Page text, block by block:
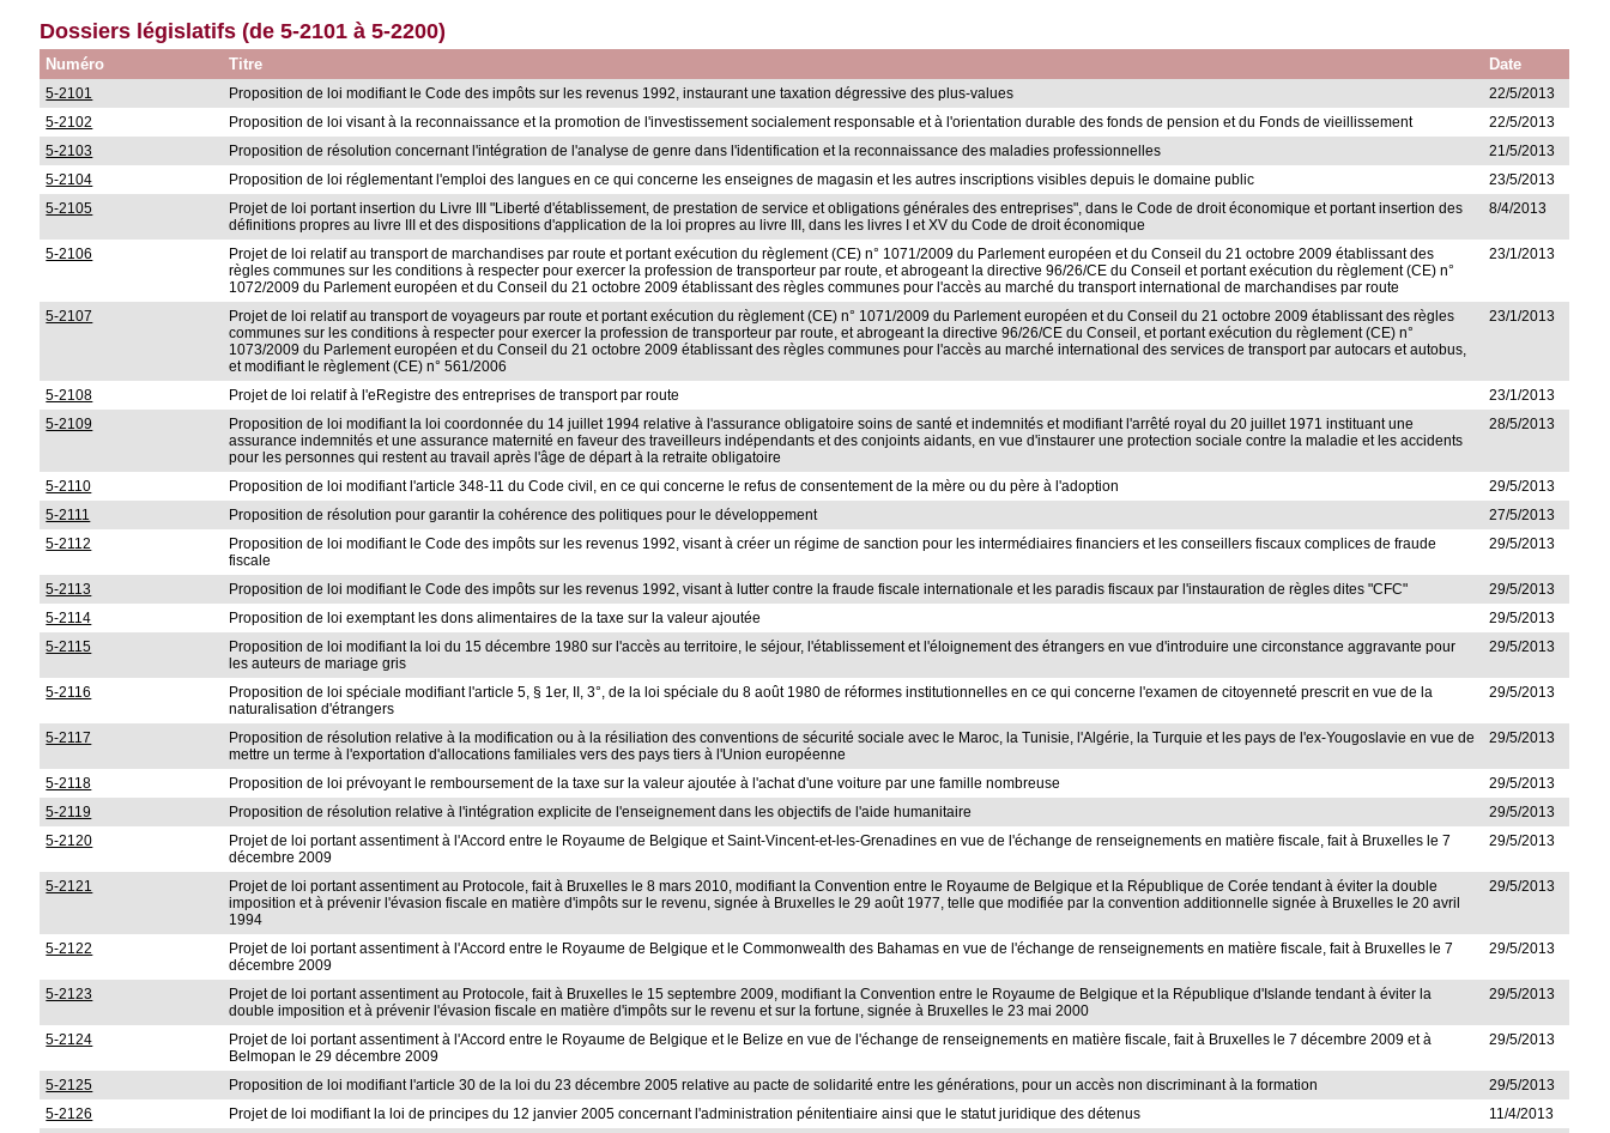
Dossiers législatifs (de 5-2101 à 5-2200)
Numéro Titre Date
5-2101 Proposition de loi modifiant le Code des impôts sur les revenus 1992, instaurant une taxation dégressive des plus-values
22/5/2013
5-2102
Proposition de loi visant à la reconnaissance et la promotion de l'investissement socialement responsable et à l'orientation durable des fonds de pension et du Fonds de vieillissement
22/5/2013
5-2103
Proposition de résolution concernant l'intégration de l'analyse de genre dans l'identification et la reconnaissance des maladies professionnelles
21/5/2013
5-2104
Proposition de loi réglementant l'emploi des langues en ce qui concerne les enseignes de magasin et les autres inscriptions visibles depuis le domaine public
23/5/2013
5-2105
Projet de loi portant insertion du Livre III "Liberté d'établissement, de prestation de service et obligations générales des entreprises", dans le Code de droit économique et portant insertion des
définitions propres au livre III et des dispositions d'application de la loi propres au livre III, dans les livres I et XV du Code de droit économique
8/4/2013
5-2106
Projet de loi relatif au transport de marchandises par route et portant exécution du règlement (CE) n° 1071/2009 du Parlement européen et du Conseil du 21 octobre 2009 établissant des
règles communes sur les conditions à respecter pour exercer la profession de transporteur par route, et abrogeant la directive 96/26/CE du Conseil et portant exécution du règlement (CE) n°
1072/2009 du Parlement européen et du Conseil du 21 octobre 2009 établissant des règles communes pour l'accès au marché du transport international de marchandises par route
23/1/2013
5-2107
Projet de loi relatif au transport de voyageurs par route et portant exécution du règlement (CE) n° 1071/2009 du Parlement européen et du Conseil du 21 octobre 2009 établissant des règles
communes sur les conditions à respecter pour exercer la profession de transporteur par route, et abrogeant la directive 96/26/CE du Conseil, et portant exécution du règlement (CE) n°
1073/2009 du Parlement européen et du Conseil du 21 octobre 2009 établissant des règles communes pour l'accès au marché international des services de transport par autocars et autobus,
et modifiant le règlement (CE) n° 561/2006
23/1/2013
5-2108 Projet de loi relatif à l'eRegistre des entreprises de transport par route
23/1/2013
5-2109
Proposition de loi modifiant la loi coordonnée du 14 juillet 1994 relative à l'assurance obligatoire soins de santé et indemnités et modifiant l'arrêté royal du 20 juillet 1971 instituant une
assurance indemnités et une assurance maternité en faveur des traveilleurs indépendants et des conjoints aidants, en vue d'instaurer une protection sociale contre la maladie et les accidents
pour les personnes qui restent au travail après l'âge de départ à la retraite obligatoire
28/5/2013
5-2110 Proposition de loi modifiant l'article 348-11 du Code civil, en ce qui concerne le refus de consentement de la mère ou du père à l'adoption
29/5/2013
5-2111
Proposition de résolution pour garantir la cohérence des politiques pour le développement
27/5/2013
5-2112
Proposition de loi modifiant le Code des impôts sur les revenus 1992, visant à créer un régime de sanction pour les intermédiaires financiers et les conseillers fiscaux complices de fraude
fiscale
29/5/2013
5-2113 Proposition de loi modifiant le Code des impôts sur les revenus 1992, visant à lutter contre la fraude fiscale internationale et les paradis fiscaux par l'instauration de règles dites "CFC"
29/5/2013
5-2114
Proposition de loi exemptant les dons alimentaires de la taxe sur la valeur ajoutée
29/5/2013
5-2115
Proposition de loi modifiant la loi du 15 décembre 1980 sur l'accès au territoire, le séjour, l'établissement et l'éloignement des étrangers en vue d'introduire une circonstance aggravante pour
les auteurs de mariage gris
29/5/2013
5-2116
Proposition de loi spéciale modifiant l'article 5, § 1er, II, 3°, de la loi spéciale du 8 août 1980 de réformes institutionnelles en ce qui concerne l'examen de citoyenneté prescrit en vue de la
naturalisation d'étrangers
29/5/2013
5-2117
Proposition de résolution relative à la modification ou à la résiliation des conventions de sécurité sociale avec le Maroc, la Tunisie, l'Algérie, la Turquie et les pays de l'ex-Yougoslavie en vue de
mettre un terme à l'exportation d'allocations familiales vers des pays tiers à l'Union européenne
29/5/2013
5-2118 Proposition de loi prévoyant le remboursement de la taxe sur la valeur ajoutée à l'achat d'une voiture par une famille nombreuse
29/5/2013
5-2119
Proposition de résolution relative à l'intégration explicite de l'enseignement dans les objectifs de l'aide humanitaire
29/5/2013
5-2120
Projet de loi portant assentiment à l'Accord entre le Royaume de Belgique et Saint-Vincent-et-les-Grenadines en vue de l'échange de renseignements en matière fiscale, fait à Bruxelles le 7
décembre 2009
29/5/2013
5-2121
Projet de loi portant assentiment au Protocole, fait à Bruxelles le 8 mars 2010, modifiant la Convention entre le Royaume de Belgique et la République de Corée tendant à éviter la double
imposition et à prévenir l'évasion fiscale en matière d'impôts sur le revenu, signée à Bruxelles le 29 août 1977, telle que modifiée par la convention additionnelle signée à Bruxelles le 20 avril
1994
29/5/2013
5-2122
Projet de loi portant assentiment à l'Accord entre le Royaume de Belgique et le Commonwealth des Bahamas en vue de l'échange de renseignements en matière fiscale, fait à Bruxelles le 7
décembre 2009
29/5/2013
5-2123
Projet de loi portant assentiment au Protocole, fait à Bruxelles le 15 septembre 2009, modifiant la Convention entre le Royaume de Belgique et la République d'Islande tendant à éviter la
double imposition et à prévenir l'évasion fiscale en matière d'impôts sur le revenu et sur la fortune, signée à Bruxelles le 23 mai 2000
29/5/2013
5-2124
Projet de loi portant assentiment à l'Accord entre le Royaume de Belgique et le Belize en vue de l'échange de renseignements en matière fiscale, fait à Bruxelles le 7 décembre 2009 et à
Belmopan le 29 décembre 2009
29/5/2013
5-2125 Proposition de loi modifiant l'article 30 de la loi du 23 décembre 2005 relative au pacte de solidarité entre les générations, pour un accès non discriminant à la formation
29/5/2013
5-2126
Projet de loi modifiant la loi de principes du 12 janvier 2005 concernant l'administration pénitentiaire ainsi que le statut juridique des détenus
11/4/2013